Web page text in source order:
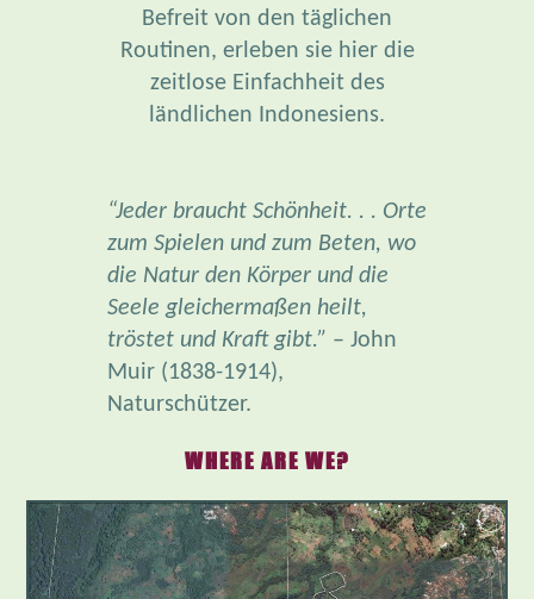
Befreit von den täglichen
Routinen, erleben sie hier die
zeitlose Einfachheit des
ländlichen Indonesiens.
“Jeder braucht Schönheit. . . Orte
zum Spielen und zum Beten, wo
die Natur den Körper und die
Seele gleichermaßen heilt,
tröstet und Kraft gibt.” – John
Muir (1838-1914),
Naturschützer.
WHERE ARE WE?